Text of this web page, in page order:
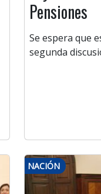
Pensiones
Se espera que
segunda
NACIÓN